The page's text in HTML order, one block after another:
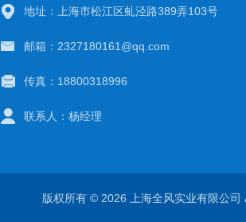
地址：上海市松江区虬泾路389弄103号
邮箱：2327180161@qq.com
传真：18800318996
联系人：杨经理
版权所有 © 2026 上海全风实业有限